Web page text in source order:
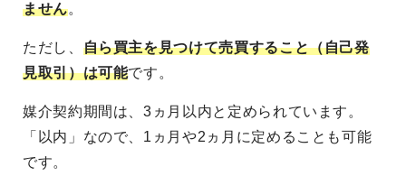
ません。
ただし、 自ら買主を見つけて売買すること（自己発
見取引）は可能です。
媒介契約期間は、3ヵ月以内と定められています。
「以内」なので、1ヵ月や2ヵ月に定めることも可能
です。